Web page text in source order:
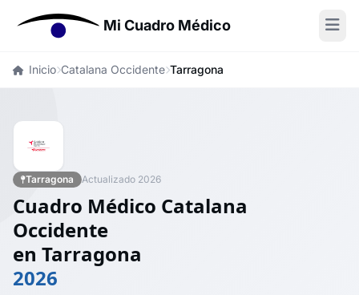
Mi Cuadro Médico
Inicio Catalana Occidente Tarragona
Tarragona Actualizado 2026
Cuadro Médico Catalana
Occidente
en Tarragona
2026